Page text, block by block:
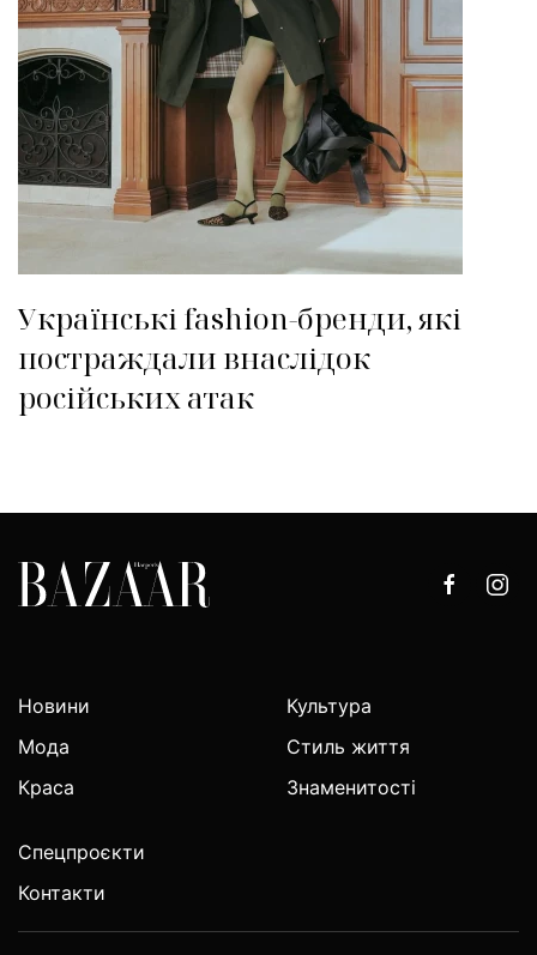
Українські fashion-бренди, які
постраждали внаслідок
російських атак
Новини
Мода
Краса
Культура
Стиль життя
Знаменитості
Спецпроєкти
Контакти